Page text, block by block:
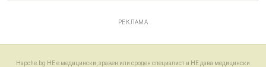
РЕКЛАМА
Hapche.bg НЕ е медицински, зравен или сроден специалист и НЕ дава медицински